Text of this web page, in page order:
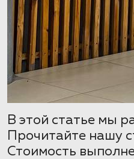
В этой статье мы
Прочитайте нашу
Стоимость